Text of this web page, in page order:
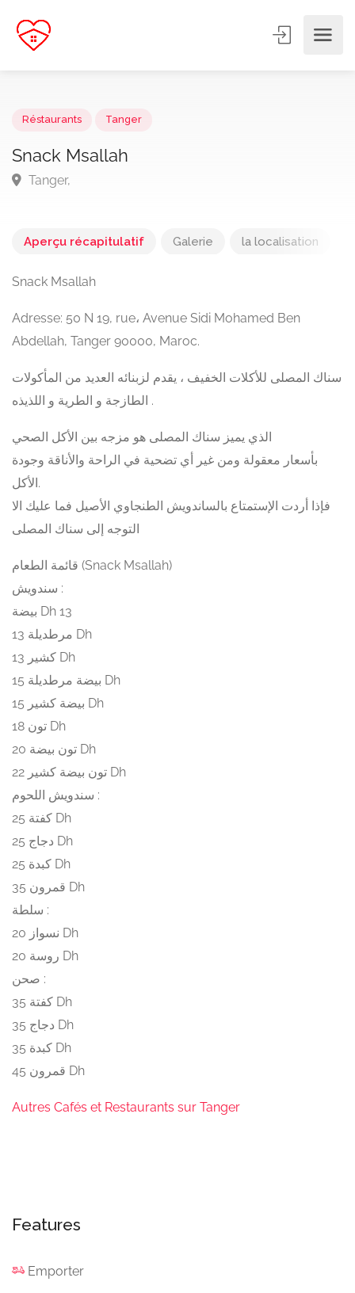
Snack Msallah
Aperçu récapitulatif Galerie la localisation
Snack Msallah
Adresse: 50 N 19, rue، Avenue Sidi Mohamed Ben
Abdellah, Tanger 90000, Maroc.
سناك المصلى للأكلات الخفيف ، يقدم لزبنائه العديد من المأكولات
الطازجة و الطرية و اللذيذه .
الذي يميز سناك المصلى هو مزجه بين الأكل الصحي
بأسعار معقولة ومن غير أي تضحية في الراحة والأناقة وجودة
الأكل.
فإذا أردت الإستمتاع بالساندويش الطنجاوي الأصيل فما عليك الا
التوجه إلى سناك المصلى
قائمة الطعام (Snack Msallah)
سندويش :
بيضة Dh 13
مرطديلة 13 Dh
كشير 13 Dh
بيضة مرطديلة 15 Dh
بيضة كشير 15 Dh
تون 18 Dh
تون بيضة 20 Dh
تون بيضة كشير 22 Dh
سندويش اللحوم :
كفتة 25 Dh
دجاج 25 Dh
كبدة 25 Dh
قمرون 35 Dh
سلطة :
نسواز 20 Dh
روسة 20 Dh
صحن :
كفتة 35 Dh
دجاج 35 Dh
كبدة 35 Dh
قمرون 45 Dh
Autres Cafés et Restaurants sur Tanger
Features
Emporter